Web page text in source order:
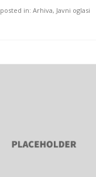
posted in: Arhiva, Javni oglasi